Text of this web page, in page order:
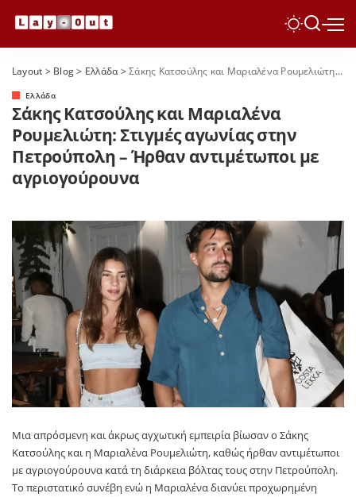
Layout > Blog> Ελλάδα>Σάκης Κατσούλης και Μαριαλένα Ρουμελιώτη: Στιγμές αγωνίας στην Πετρούπολη – Ήρθαν αντιμέτωποι με αγριογούρουνα
Ελλάδα
Σάκης Κατσούλης και Μαριαλένα
Ρουμελιώτη: Στιγμές αγωνίας στην
Πετρούπολη – Ήρθαν αντιμέτωποι με
αγριογούρουνα
Μια απρόσμενη και άκρως αγχωτική εμπειρία βίωσαν ο Σάκης
Κατσούλης και η Μαριαλένα Ρουμελιώτη, καθώς ήρθαν αντιμέτωποι
με αγριογούρουνα κατά τη διάρκεια βόλτας τους στην Πετρούπολη.
Το περιστατικό συνέβη ενώ η Μαριαλένα διανύει προχωρημένη